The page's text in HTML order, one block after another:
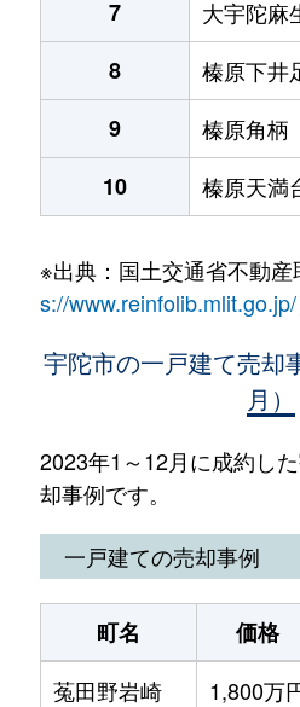
7
大宇陀麻
8
榛原下井
9
榛原角柄
10
榛原天満
※出典：国土交通省不動産
s://www.reinfolib.mlit.go.jp/
宇陀市の一戸建て売却
月）
2023年1～12月に成約し
却事例です。
一戸建ての売却事例
町名 価格
菟田野岩崎
1,800万